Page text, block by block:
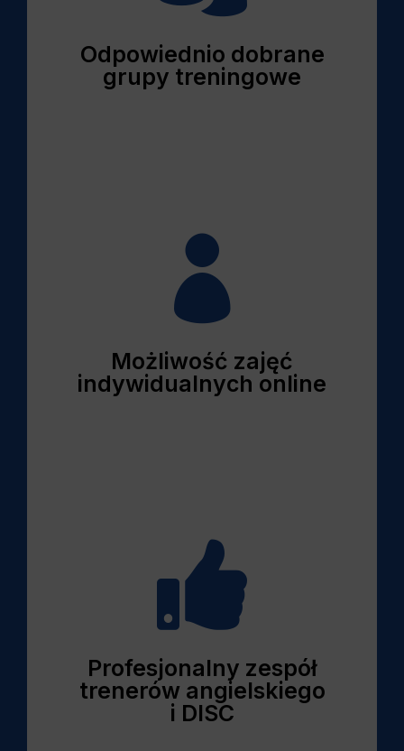
Odpowiednio dobrane
grupy treningowe

Możliwość zajęć
indywidualnych online

Profesjonalny zespół
trenerów angielskiego
i DISC